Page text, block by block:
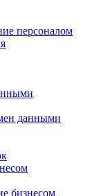
персоналом
данными
бизнесом